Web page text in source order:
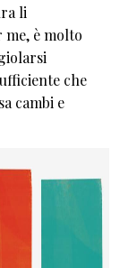
li
è molto
che
cambi e